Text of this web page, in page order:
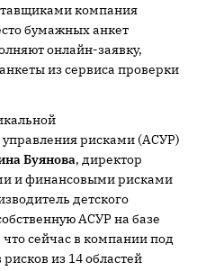
компания
бумажных анкет
онлайн-заявку,
из сервиса проверки
рисками (АСУР)
Буянова, директор
и финансовыми рисками
детского
АСУР на базе
сейчас в компании под
из 14 областей